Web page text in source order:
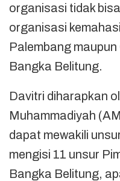
organisasi tidak
organisasi
Palembang
Bangka Belitung.
Davitri diharapkan
Muhammadiyah
dapat mewakili
mengisi 11 unsur
Bangka Belitung,